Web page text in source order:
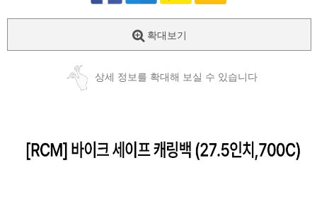
확대보기
상세 정보를 확대해 보실 수 있습니다